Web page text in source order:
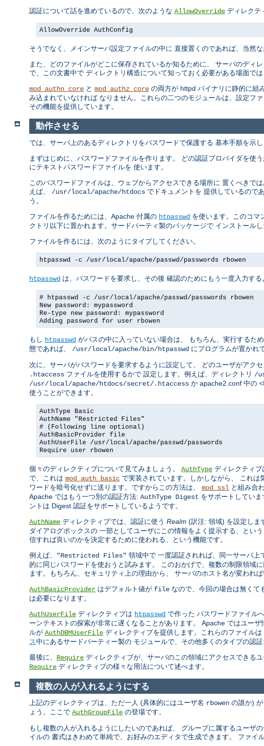
認証について話を進めているので、次のような AllowOverride ディレクテ
AllowOverride AuthConfig
そうでなく、メインサーバ設定ファイルの中に 直接置くのであれば、当然
また、どのファイルがどこに保存されているか知るために、 サーバのディ
で、この文書中で ディレクトリ構造について知っておく必要がある場面では
mod_authn_core と mod_authz_core の両方が httpd バイナリに静的に組
み込まれていなければ なりません。これらの二つのモジュールは、設定フ
その機能を提供しています。
動作させる
では、サーバ上のあるディレクトリをパスワードで保護する 基本手順を示し
まずはじめに、パスワードファイルを作ります。 どの認証プロバイダを使
にテキストパスワードファイルを 使います。
このパスワードファイルは、ウェブからアクセスできる場所に 置くべきで
えば、 /usr/local/apache/htdocs でドキュメントを 提供しているので
う。
ファイルを作るためには、Apache 付属の htpasswd を使います。このコマ
クトリ以下に置かれます。サードバーティ製のパッケージで インストール
ファイルを作るには、次のようにタイプしてください。
htpasswd -c /usr/local/apache/passwd/passwords rbowen
htpasswd は、パスワードを要求し、その後 確認のためにもう一度入力する
# htpasswd -c /usr/local/apache/passwd/passwords rbowen
New password: mypassword
Re-type new password: mypassword
Adding password for user rbowen
もし htpasswd がパスの中に入っていない場合は、 もちろん、実行するた
態であれば、 /usr/local/apache/bin/htpasswd にプログラムが置かれ
次に、サーバがパスワードを要求するように設定して、 どのユーザがアク
.htaccess ファイルを使用するかで 設定します。例えば、ディレクトリ /
/usr/local/apache/htdocs/secret/.htaccess か apache2.conf 中の
使うことができます。
AuthType Basic
AuthName "Restricted Files"
# (Following line optional)
AuthBasicProvider file
AuthUserFile /usr/local/apache/passwd/passwords
Require user rbowen
個々のディレクティブについて見てみましょう。 AuthType ディレクティ
で、これは mod_auth_basic で実装されています。しかしながら、 これ
ワードを暗号化せずに送ります。ですからこの方法は、 mod_ssl と組み合
Apache ではもう一つ別の認証方法: AuthType Digest をサポートしてい
ントは Digest 認証をサポートしているようです。
AuthName ディレクティブでは、認証に使う Realm (訳注: 領域) を設定しま
ダイアログボックスの 一部としてユーザにこの情報をよく提示する、とい
信すれば良いのかを決定するために使われる、という機能です。
例えば、
"Restricted Files" 領域中で 一度認証されれば、同一サーバ上
的に同じパスワードを使おうと試みます。 このおかげで、複数の制限領域
ます。もちろん、セキュリティ上の理由から、 サーバのホスト名が変われ
AuthBasicProvider はデフォルト値が file なので、今回の場合は無くて
は必要になります。
AuthUserFile ディレクティブは htpasswd で作った パスワードファイル
ーンテキストの探索が非常に遅くなることがあります。 Apache ではユー
ルが AuthDBMUserFile ディレクティブを提供します。これらのファイルは
ス中にあるサードパーティー製の モジュールで、その他多くのタイプの認証
最後に、 Require ディレクティブが、サーバのこの領域にアクセスできる
Require ディレクティブの様々な用法について述べます。
複数の人が入れるようにする
上記のディレクティブは、ただ一人 (具体的にはユーザ名 rbowen の誰か)
ょう。ここで AuthGroupFile の登場です。
もし複数の人が入れるようにしたいのであれば、 グループに属するユーザ
イルの 書式はきわめて単純で、お好みのエディタで生成できます。 ファイ